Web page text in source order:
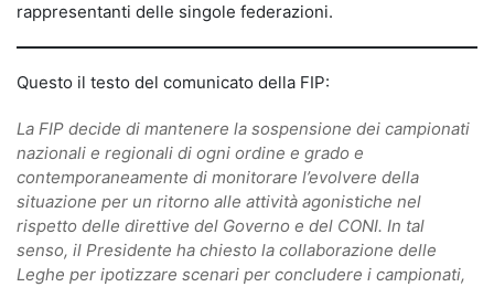
rappresentanti delle singole federazioni.
Questo il testo del comunicato della FIP:
La FIP decide di mantenere la sospensione dei campionati
nazionali e regionali di ogni ordine e grado e
contemporaneamente di monitorare l’evolvere della
situazione per un ritorno alle attività agonistiche nel
rispetto delle direttive del Governo e del CONI. In tal
senso, il Presidente ha chiesto la collaborazione delle
Leghe per ipotizzare scenari per concludere i campionati,